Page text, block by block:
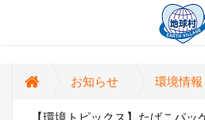
お知らせ 環境情報
【環境トピックス】たばこパッ